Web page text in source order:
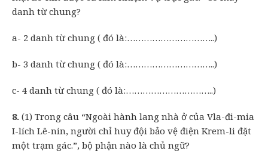
danh từ chung?
a- 2 danh từ chung ( đó là:…………………………..)
b- 3 danh từ chung ( đó là:…………………………..)
c- 4 danh từ chung ( đó là:…………………………..)
8. (1) Trong câu “Ngoài hành lang nhà ở của Vla-đi-mia
I-lích Lê-nin, người chỉ huy đội bảo vệ điện Krem-li đặt
một trạm gác.”, bộ phận nào là chủ ngữ?